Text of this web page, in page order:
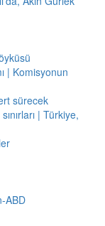
| Komisyonun
sürecek
| Türkiye,
ABD